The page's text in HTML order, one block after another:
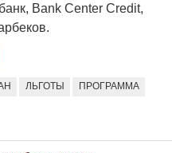
Bank Center Credit,
ЛЬГОТЫ ПРОГРАММА